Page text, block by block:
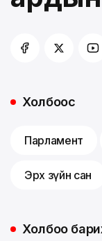
Холбоос
Парламент
Эрх зүйн сан
Холбоо